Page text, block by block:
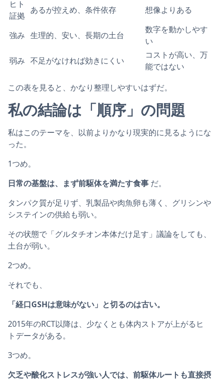
ヒト
証拠
あるが控えめ、条件依存 想像よりある
強み 生理的、安い、長期の土台
数字を動かしやす
い
弱み 不足がなければ効きにくい
コストが高い、万
能ではない
この表を見ると、かなり整理しやすいはずだ。
私の結論は「順序」の問題
私はこのテーマを、以前よりかなり現実的に見るようにな
った。
1つめ。
日常の基盤は、まず前駆体を満たす食事 だ。
タンパク質が足りず、乳製品や肉魚卵も薄く、グリシンや
システインの供給も弱い。
その状態で「グルタチオン本体だけ足す」議論をしても、
土台が弱い。
2つめ。
それでも、
「経口GSHは意味がない」と切るのは古い。
2015年のRCT以降は、少なくとも体内ストアが上がるヒ
トデータがある。
3つめ。
欠乏や酸化ストレスが強い人では、前駆体ルートも直接摂